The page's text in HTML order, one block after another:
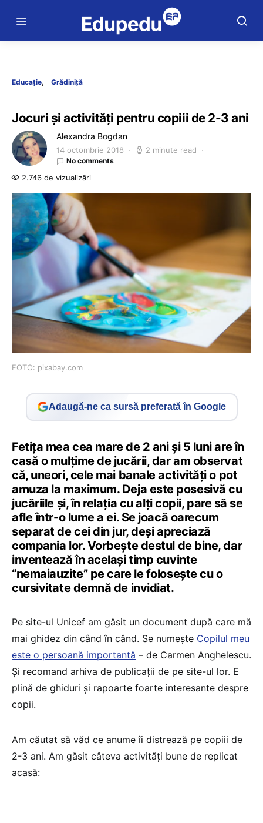
Educație Grădiniță
Jocuri și activități pentru copiii de 2-3 ani
Alexandra Bogdan
14 octombrie 2018 2 minute read
No comments
2.746 de vizualizări
FOTO: pixabay.com
Adaugă-ne ca sursă preferată în Google
Fetița mea cea mare de 2 ani și 5 luni are în
casă o mulțime de jucării, dar am observat
că, uneori, cele mai banale activități o pot
amuza la maximum. Deja este posesivă cu
jucăriile și, în relația cu alți copii, pare să se
afle într-o lume a ei. Se joacă oarecum
separat de cei din jur, deși apreciază
compania lor. Vorbește destul de bine, dar
inventează în același timp cuvinte
“nemaiauzite” pe care le folosește cu o
cursivitate demnă de invidiat.
Pe site-ul Unicef am găsit un document după care mă
mai ghidez din când în când. Se numește Copilul meu
este o persoană importantă – de Carmen Anghelescu.
Și recomand arhiva de publicații de pe site-ul lor. E
plină de ghiduri și rapoarte foarte interesante despre
copii.
Am căutat să văd ce anume îi distrează pe copiii de
2-3 ani. Am găsit câteva activități bune de replicat
acasă: